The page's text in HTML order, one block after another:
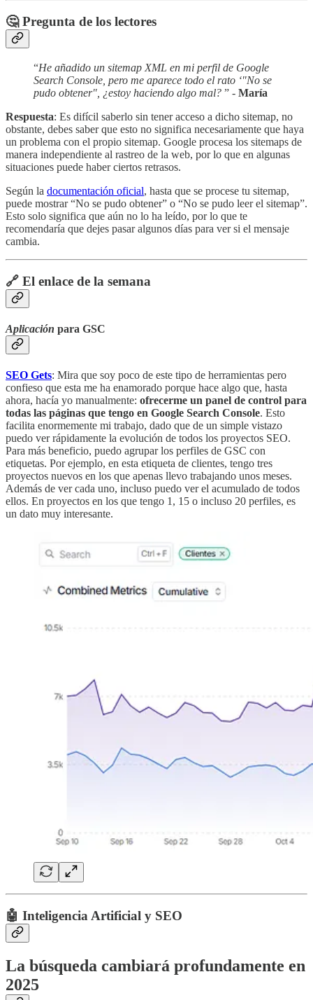
🤔 Pregunta de los lectores
“He añadido un sitemap XML en mi perfil de Google
Search Console, pero me aparece todo el rato ‘"No se
pudo obtener", ¿estoy haciendo algo mal? ” - María
Respuesta: Es difícil saberlo sin tener acceso a dicho sitemap, no
obstante, debes saber que esto no significa necesariamente que haya
un problema con el propio sitemap. Google procesa los sitemaps de
manera independiente al rastreo de la web, por lo que en algunas
situaciones puede haber ciertos retrasos.
Según la documentación oficial, hasta que se procese tu sitemap,
puede mostrar “No se pudo obtener” o “No se pudo leer el sitemap”.
Esto solo significa que aún no lo ha leído, por lo que te
recomendaría que dejes pasar algunos días para ver si el mensaje
cambia.
🔗 El enlace de la semana
Aplicación para GSC
SEO Gets: Mira que soy poco de este tipo de herramientas pero
confieso que esta me ha enamorado porque hace algo que, hasta
ahora, hacía yo manualmente: ofrecerme un panel de control para
todas las páginas que tengo en Google Search Console. Esto
facilita enormemente mi trabajo, dado que de un simple vistazo
puedo ver rápidamente la evolución de todos los proyectos SEO.
Para más beneficio, puedo agrupar los perfiles de GSC con
etiquetas. Por ejemplo, en esta etiqueta de clientes, tengo tres
proyectos nuevos en los que apenas llevo trabajando unos meses.
Además de ver cada uno, incluso puedo ver el acumulado de todos
ellos. En proyectos en los que tengo 1, 15 o incluso 20 perfiles, es
un dato muy interesante.
🤖 Inteligencia Artificial y SEO
La búsqueda cambiará profundamente en
2025